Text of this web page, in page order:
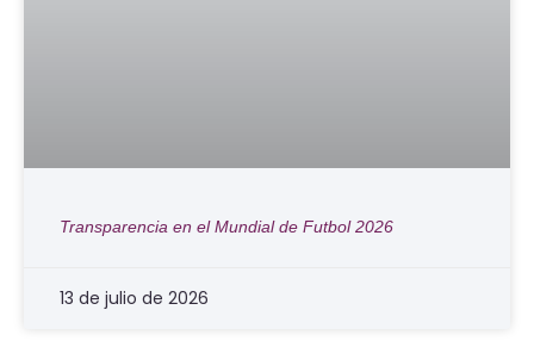
Transparencia en el Mundial de Futbol 2026
13 de julio de 2026